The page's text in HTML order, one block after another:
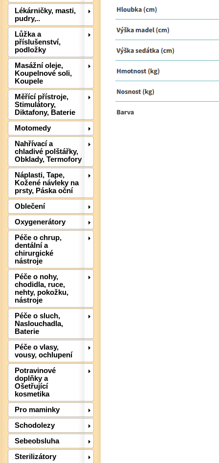
Lékárničky, masti,
pudry,..
Lůžka a
příslušenství,
podložky
Masážní oleje,
Koupelnové soli,
Koupele
Měřící přístroje,
Stimulátory,
Diktafony, Baterie
Motomedy
Nahřívací a
chladivé polštářky,
Obklady, Termofory
Náplasti, Tape,
Kožené návleky na
prsty, Páska oční
Oblečení
Oxygenerátory
Péče o chrup,
dentální a
chirurgické
nástroje
Péče o nohy,
chodidla, ruce,
nehty, pokožku,
nástroje
Péče o sluch,
Naslouchadla,
Baterie
Péče o vlasy,
vousy, ochlupení
Potravinové
doplňky a
Ošetřující
kosmetika
Pro maminky
Schodolezy
Sebeobsluha
Sterilizátory